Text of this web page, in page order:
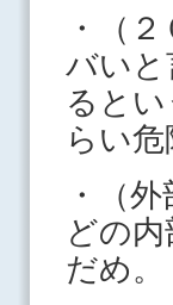
・（
バいと
ると
らい
・（
どの
だめ。